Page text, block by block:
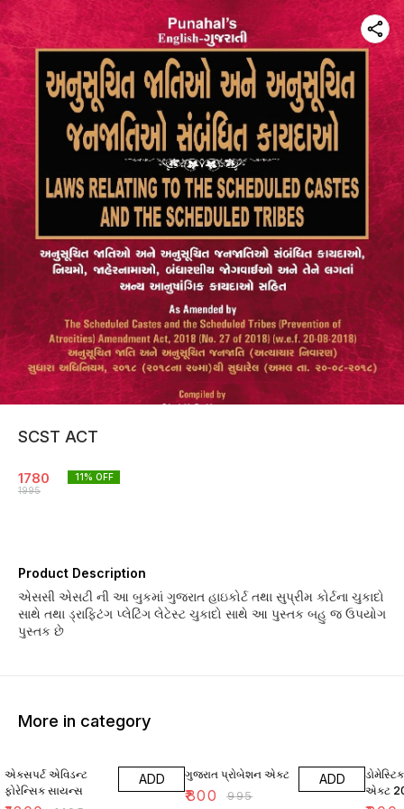
SCST ACT
1780
1995
11% OFF
Product Description
એસસી એસટી ની આ બુકમાં ગુજરાત હાઇકોર્ટ તથા સુપ્રીમ કોર્ટના ચુકાદો
સાથે તથા ડ્રાફ્ટિંગ પ્લેટિંગ લેટેસ્ટ ચુકાદો સાથે આ પુસ્તક બહુ જ ઉપયોગ
પુસ્તક છે
More in category
એક્સપર્ટ એવિડન્ટ
ફોરેન્સિક સાયન્સ
ADD ગુજરાત પ્રોબેશન એક્ટ
₹800 ₹995
ADD
એક્ટ